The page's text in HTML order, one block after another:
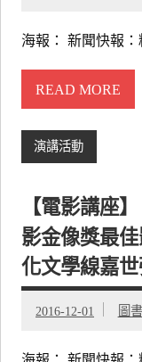
海報： 新聞快報：
READ MORE
演講活動
【電影講座
影金像獎最
化文學線嘉世
2016-12-01 圖